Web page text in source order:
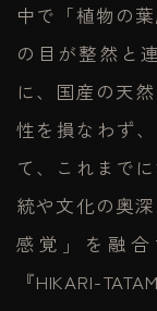
中で「植物の
の目が整然と
に、国産の天
性を損なわず
て、これまで
統や文化の奥
感覚」を融合
『HIKARI-